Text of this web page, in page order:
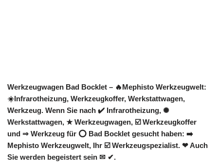
Werkzeugwagen Bad Bocklet – 🔥Mephisto Werkzeugwelt:
☀️Infrarotheizung, Werkzeugkoffer, Werkstattwagen,
Werkzeug. Wenn Sie nach ✔️ Infrarotheizung, ✺
Werkstattwagen, ★ Werkzeugwagen, ☑️ Werkzeugkoffer
und ⇒ Werkzeug für ⭕ Bad Bocklet gesucht haben: ➡️
Mephisto Werkzeugwelt, Ihr ☑️ Werkzeugspezialist. ❤ Auch
Sie werden begeistert sein ✉ ✔.